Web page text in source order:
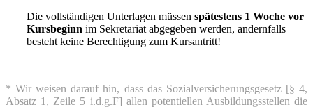
Die voll­stän­di­gen Unter­la­gen müs­sen spä­tes­tens 1 Woche vor
Kurs­be­ginn im Sekre­ta­ri­at abge­ge­ben wer­den, andern­falls
besteht kei­ne Berech­ti­gung zum Kursantritt!
* Wir wei­sen dar­auf hin, dass das Sozi­al­ver­si­che­rungs­ge­setz [§ 4,
Absatz 1, Zei­le 5 i.d.g.F] allen poten­ti­el­len Aus­bil­dungs­stel­len die